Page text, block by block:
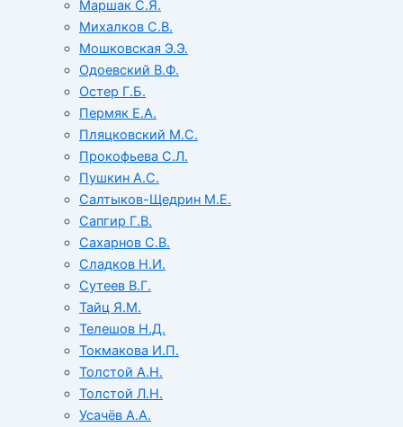
Маршак С.Я.
Михалков С.В.
Мошковская Э.Э.
Одоевский В.Ф.
Остер Г.Б.
Пермяк Е.А.
Пляцковский М.С.
Прокофьева С.Л.
Пушкин А.С.
Салтыков-Щедрин М.Е.
Сапгир Г.В.
Сахарнов С.В.
Сладков Н.И.
Сутеев В.Г.
Тайц Я.М.
Телешов Н.Д.
Токмакова И.П.
Толстой А.Н.
Толстой Л.Н.
Усачёв А.А.